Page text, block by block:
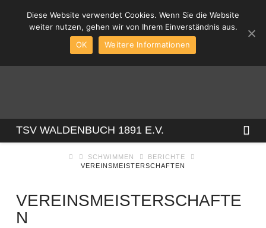
TSV
WALDENBUCH
1891
TSV WALDENBUCH 1891 E.V.
SCHWIMMEN
BERICHTE
VEREINSMEISTERSCHAFTEN
VEREINSMEISTERSCHAFTE
N
Diese Website verwendet Cookies. Wenn Sie die Website
weiter nutzen, gehen wir von Ihrem Einverständnis aus.
OK
Weitere Informationen